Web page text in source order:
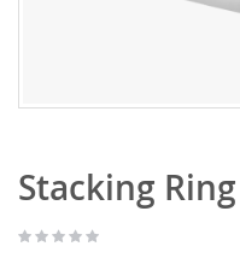
Anfang
der
springen
Stacking